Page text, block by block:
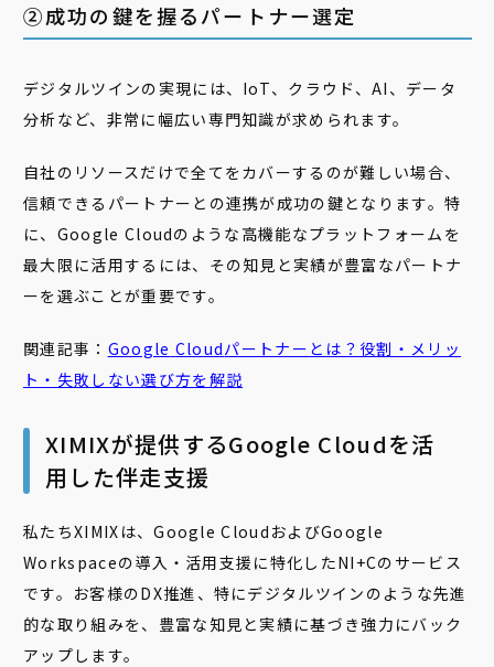
②成功の鍵を握るパートナー選定
デジタルツインの実現には、IoT、クラウド、AI、データ
分析など、非常に幅広い専門知識が求められます。
自社のリソースだけで全てをカバーするのが難しい場合、
信頼できるパートナーとの連携が成功の鍵となります。特
に、Google Cloudのような高機能なプラットフォームを
最大限に活用するには、その知見と実績が豊富なパートナ
ーを選ぶことが重要です。
関連記事： Google Cloudパートナー とは？役割・メリッ
ト・失敗しない選び方を解説
XIMIXが提供するGoogle Cloudを活
用した伴走支援
私たちXIMIXは、Google CloudおよびGoogle
Workspaceの導入・活用支援に特化したNI+Cのサービス
です。お客様のDX推進、特にデジタルツインのような先進
的な取り組みを、豊富な知見と実績に基づき強力にバック
アップします。